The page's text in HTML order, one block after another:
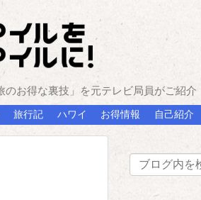
お得な裏技」を元テレビ局員がご紹介
旅行記 ハワイ お得情報 自己紹介